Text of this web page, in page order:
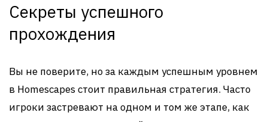
Секреты успешного
прохождения
Вы не поверите, но за каждым успешным уровнем
в Homescapes стоит правильная стратегия. Часто
игроки застревают на одном и том же этапе, как